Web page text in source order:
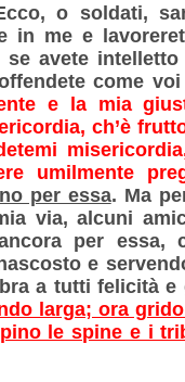
o soldati,
in me e
avete intelletto
come
e la mia
ch’è
umilmente
per essa. Ma
via, alcuni
per essa,
e
a tutti felicità e
larga; ora
le spine e i